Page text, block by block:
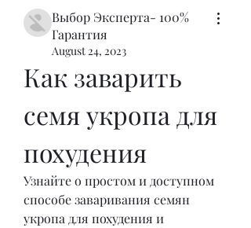
Выбор Эксперта- 100%
Гарантия
August 24, 2023
Как заварить
семя укропа для
похудения
Узнайте о простом и доступном
способе заваривания семян
укропа для похудения и